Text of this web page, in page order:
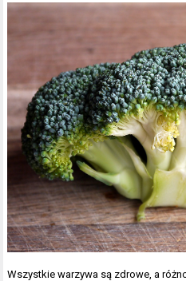
Wszystkie warzywa są zdrowe, a